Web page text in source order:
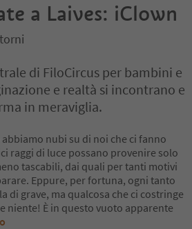
a Laives: iClown
di FiloCircus per bambini e
e realtà si incontrano e
in meraviglia.
nubi su di noi che ci fanno
raggi di luce possano provenire solo
tascabili, dai quali per tanti motivi
Eppure, per fortuna, ogni tanto
di grave, ma qualcosa che ci costringe
niente! È in questo vuoto apparente